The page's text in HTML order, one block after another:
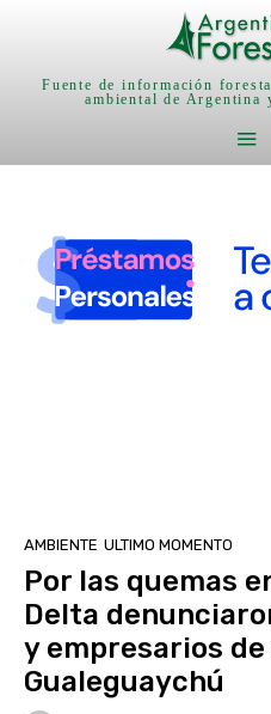
Fuente de información
ambiental de Argentina
AMBIENTE ULTIMO MOMENTO
Por las quemas
Delta
y empresarios
Gualeguaychú